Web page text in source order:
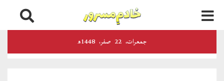
جمعرات‬‮، 22 صفر‬،
و